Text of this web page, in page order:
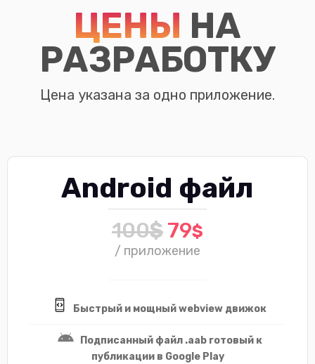
ЦЕНЫ НА
РАЗРАБОТКУ
Цена указана за одно приложение.
Android файл
100$79$
/ приложение
Быстрый и мощный webview движок
Подписанный файл .aab готовый к
публикации в Google Play